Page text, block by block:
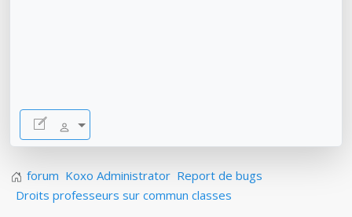
forum Koxo Administrator Report de bugs
Droits professeurs sur commun classes